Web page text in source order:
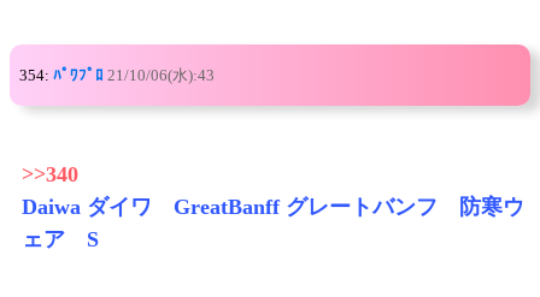
354: ﾊﾟﾜﾌﾟﾛ 21/10/06(水):43
>>340
Daiwa ダイワ GreatBanff グレートバンフ 防寒ウ
ェア S